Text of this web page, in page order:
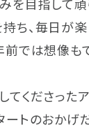
ち、毎日が
前では想像も
てくださった
ートのおかげ